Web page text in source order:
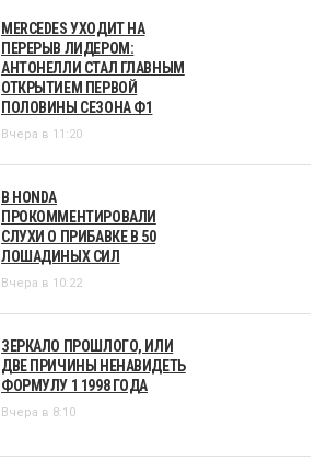
MERCEDES УХОДИТ НА
ПЕРЕРЫВ ЛИДЕРОМ:
АНТОНЕЛЛИ СТАЛ ГЛАВНЫМ
ОТКРЫТИЕМ ПЕРВОЙ
ПОЛОВИНЫ СЕЗОНА Ф1
Вчера в 11:20
В HONDA
ПРОКОММЕНТИРОВАЛИ
СЛУХИ О ПРИБАВКЕ В 50
ЛОШАДИНЫХ СИЛ
Вчера в 10:22
ЗЕРКАЛО ПРОШЛОГО, ИЛИ
ДВЕ ПРИЧИНЫ НЕНАВИДЕТЬ
ФОРМУЛУ 1 1998 ГОДА
Вчера в 8:10